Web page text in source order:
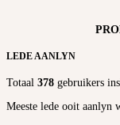
LEDE AANLYN
Totaal 378 gebruikers
Meeste lede ooit aanlyn